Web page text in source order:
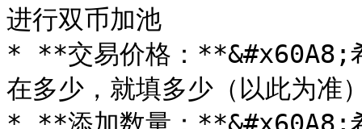
进行双币加池
* **交易价格：**&#x60A8;
在多少，就填多少（以此为准